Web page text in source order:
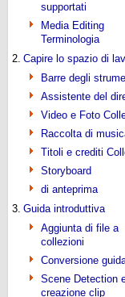
supportati
Media Editing
Terminologia
2. Capire lo spazio di
Barre degli
Assistente del
Video e Foto
Raccolta di
Titoli e crediti
Storyboard
di anteprima
3. Guida introduttiva
Aggiunta di file a
collezioni
Conversione
Scene Detection
creazione clip